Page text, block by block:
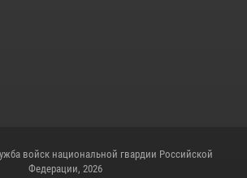
войск национальной гвардии Российской
Федерации, 2026